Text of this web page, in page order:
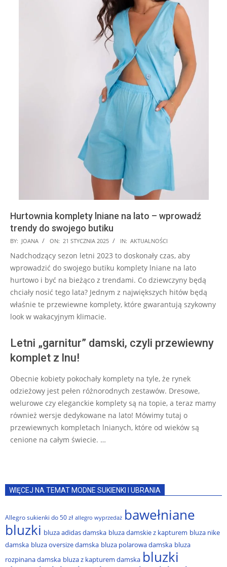
Hurtownia komplety lniane na lato – wprowadź
trendy do swojego butiku
2025-
01-
21
BY: JOANA ON: 21 STYCZNIA 2025 IN: AKTUALNOŚCI
Nadchodzący sezon letni 2023 to doskonały czas, aby
wprowadzić do swojego butiku komplety lniane na lato
hurtowo i być na bieżąco z trendami. Co dziewczyny będą
chciały nosić tego lata? Jednym z największych hitów będą
właśnie te przewiewne komplety, które gwarantują szykowny
look w wakacyjnym klimacie.
Letni „garnitur” damski, czyli przewiewny
komplet z lnu!
Obecnie kobiety pokochały komplety na tyle, że rynek
odzieżowy jest pełen różnorodnych zestawów. Dresowe,
welurowe czy eleganckie komplety są na topie, a teraz mamy
również wersje dedykowane na lato! Mówimy tutaj o
przewiewnych kompletach lnianych, które od wieków są
cenione na całym świecie. …
WIĘCEJ NA TEMAT MODNE SUKIENKI I UBRANIA
Allegro sukienki do 50 zł allegro wyprzedaż bawełniane
bluzki bluza adidas damska bluza damskie z kapturem bluza nike
damska bluza oversize damska bluza polarowa damska bluza
rozpinana damska bluza z kapturem damska bluzki